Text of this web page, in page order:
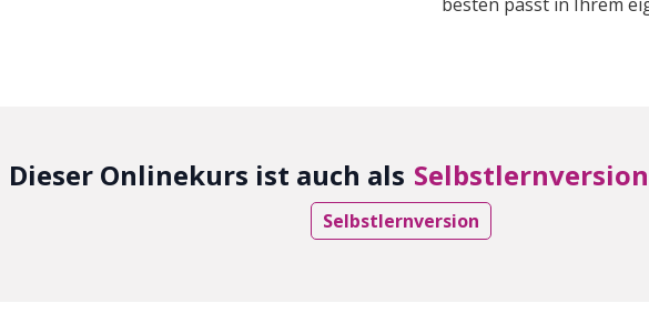
Dieser Onlinekurs ist auch als Selbstlernversion
Selbstlernversion